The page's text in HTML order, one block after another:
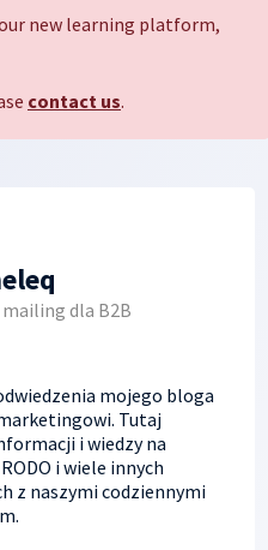
new learning platform,
contact us.
dla B2B
mojego bloga
Tutaj
i wiedzy na
i wiele innych
z naszymi codziennymi